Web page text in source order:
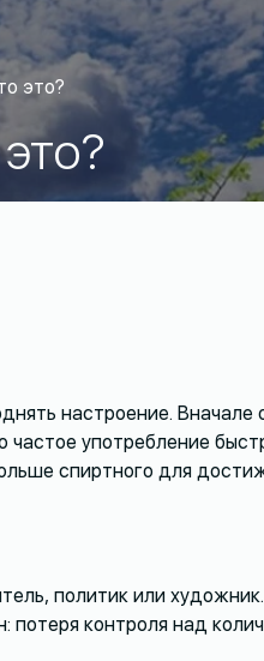
это?
настроение. Вначале
употребление
спиртного для
политик или
потеря контроля над